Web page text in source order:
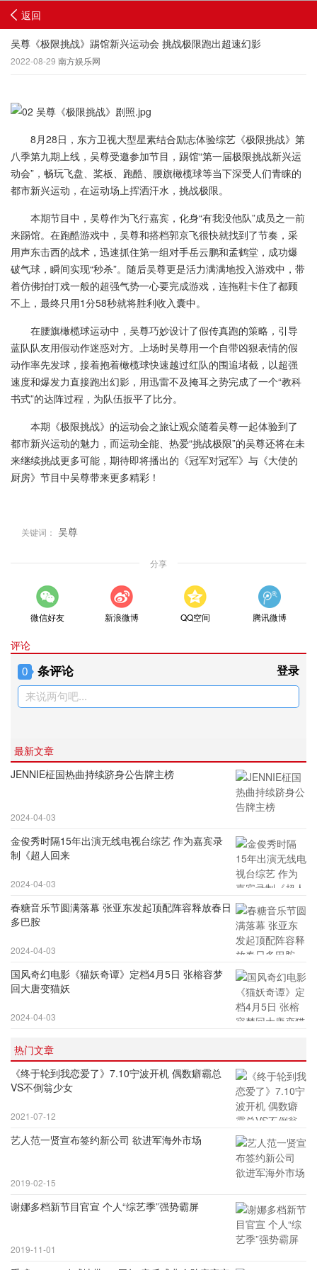
返回
吴尊《极限挑战》踢馆新兴运动会 挑战极限跑出超速幻影
2022-08-29 南方娱乐网
8月28日，东方卫视大型星素结合励志体验综艺《极限挑战》第
八季第九期上线，吴尊受邀参加节目，踢馆“第一届极限挑战新兴运
动会”，畅玩飞盘、桨板、跑酷、腰旗橄榄球等当下深受人们青睐的
都市新兴运动，在运动场上挥洒汗水，挑战极限。
本期节目中，吴尊作为飞行嘉宾，化身“有我没他队”成员之一前
来踢馆。在跑酷游戏中，吴尊和搭档郭京飞很快就找到了节奏，采
用声东击西的战术，迅速抓住第一组对手岳云鹏和孟鹤堂，成功爆
破气球，瞬间实现“秒杀”。随后吴尊更是活力满满地投入游戏中，带
着仿佛拍打戏一般的超强气势一心要完成游戏，连拖鞋卡住了都顾
不上，最终只用1分58秒就将胜利收入囊中。
在腰旗橄榄球运动中，吴尊巧妙设计了假传真跑的策略，引导
蓝队队友用假动作迷惑对方。上场时吴尊用一个自带凶狠表情的假
动作率先发球，接着抱着橄榄球快速越过红队的围追堵截，以超强
速度和爆发力直接跑出幻影，用迅雷不及掩耳之势完成了一个“教科
书式”的达阵过程，为队伍扳平了比分。
本期《极限挑战》的运动会之旅让观众随着吴尊一起体验到了
都市新兴运动的魅力，而运动全能、热爱“挑战极限”的吴尊还将在未
来继续挑战更多可能，期待即将播出的《冠军对冠军》与《大使的
厨房》节目中吴尊带来更多精彩！
关键词： 吴尊
分享
微信好友 新浪微博 QQ空间 腾讯微博
评论
0 条评论 登录
来说两句吧...
最新文章
JENNIE柾国热曲持续跻身公告牌主榜
2024-04-03
金俊秀时隔15年出演无线电视台综艺 作为嘉宾录
制《超人回来
2024-04-03
春糖音乐节圆满落幕 张亚东发起顶配阵容释放春日
多巴胺
2024-04-03
国风奇幻电影《猫妖奇谭》定档4月5日 张榕容梦
回大唐变猫妖
2024-04-03
热门文章
《终于轮到我恋爱了》7.10宁波开机 偶数癖霸总
VS不倒翁少女
2021-07-12
艺人范一贤宣布签约新公司 欲进军海外市场
2019-02-15
谢娜多档新节目官宣 个人“综艺季”强势霸屏
2019-11-01